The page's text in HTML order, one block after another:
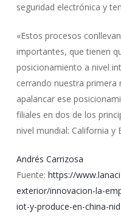
seguridad electrónica y
«Estos procesos
importantes, que tienen
posicionamiento a nivel
cerrando nuestra primera
apalancar ese
filiales en dos de los
nivel mundial: California y
Andrés Carrizosa
Fuente: https://
exterior/innovacion-la-
iot-y-produce-en-china-